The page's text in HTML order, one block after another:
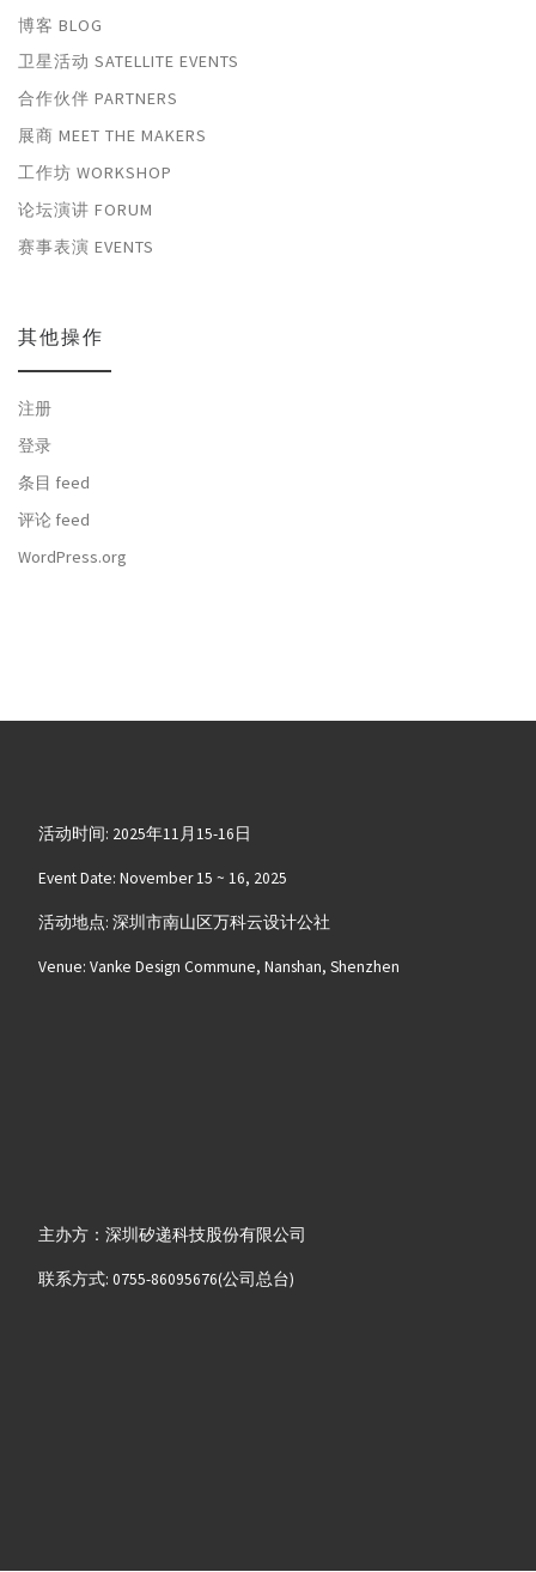
博客 BLOG
卫星活动 SATELLITE EVENTS
合作伙伴 PARTNERS
展商 MEET THE MAKERS
工作坊 WORKSHOP
论坛演讲 FORUM
赛事表演 EVENTS
其他操作
注册
登录
条目 feed
评论 feed
WordPress.org
活动时间: 2025年11月15-16日
Event Date: November 15 ~ 16, 2025
活动地点: 深圳市南山区万科云设计公社
Venue: Vanke Design Commune, Nanshan, Shenzhen
主办方：深圳矽递科技股份有限公司
联系方式: 0755-86095676(公司总台)